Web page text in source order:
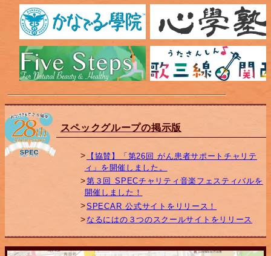
スペックグループの掲示版
【協賛】「第26回 がん患者サポートチャリテ
ィ」を開催しました。
第３回 SPECチャリティ音楽フェスティバルを
開催しました！
SPECAR 公式サイトをリリース！
なるにはの３つのスクールサイトをリリース